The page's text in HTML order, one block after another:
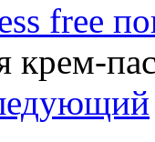
free
крем-